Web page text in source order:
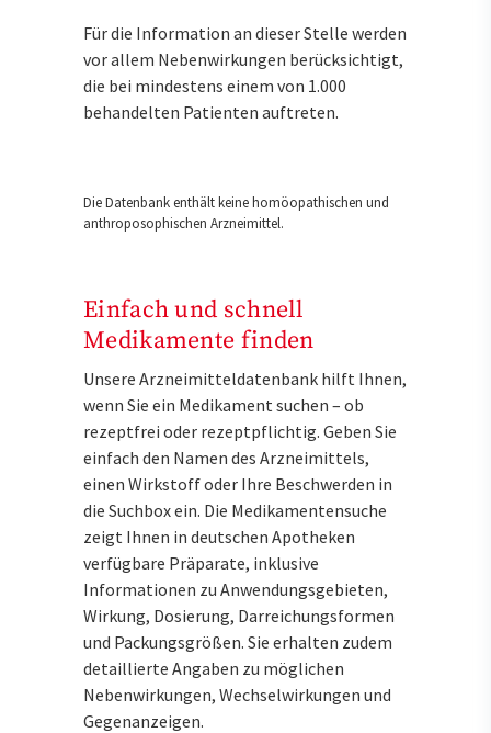
Für die Information an dieser Stelle werden
vor allem Nebenwirkungen berücksichtigt,
die bei mindestens einem von 1.000
behandelten Patienten auftreten.
Die Datenbank enthält keine homöopathischen und
anthroposophischen Arzneimittel.
Einfach und schnell
Medikamente finden
Unsere Arzneimitteldatenbank hilft Ihnen,
wenn Sie ein Medikament suchen – ob
rezeptfrei oder rezeptpflichtig. Geben Sie
einfach den Namen des Arzneimittels,
einen Wirkstoff oder Ihre Beschwerden in
die Suchbox ein. Die Medikamentensuche
zeigt Ihnen in deutschen Apotheken
verfügbare Präparate, inklusive
Informationen zu Anwendungsgebieten,
Wirkung, Dosierung, Darreichungsformen
und Packungsgrößen. Sie erhalten zudem
detaillierte Angaben zu möglichen
Nebenwirkungen, Wechselwirkungen und
Gegenanzeigen.